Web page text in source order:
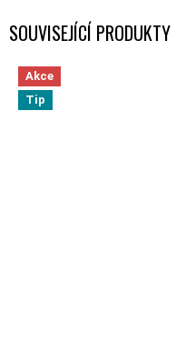
SOUVISEJÍCÍ PRODUKTY
Akce
Tip